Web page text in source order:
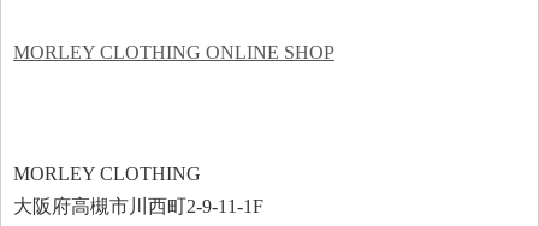
MORLEY CLOTHING ONLINE SHOP
MORLEY CLOTHING
大阪府高槻市川西町2-9-11-1F